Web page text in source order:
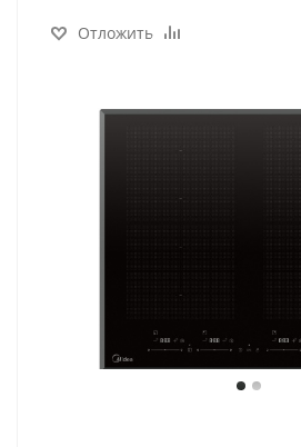
Отложить